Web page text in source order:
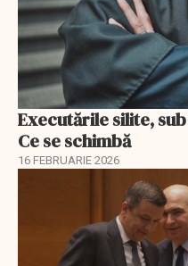
Executările silite,
Ce se schimbă
16 FEBRUARIE 2026